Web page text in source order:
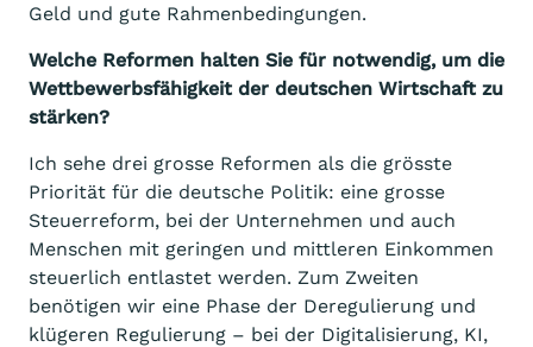
Geld und gute Rahmenbedingungen.
Welche Reformen halten Sie für notwendig, um die
Wettbewerbsfähigkeit der deutschen Wirtschaft zu
stärken?
Ich sehe drei grosse Reformen als die grösste
Priorität für die deutsche Politik: eine grosse
Steuerreform, bei der Unternehmen und auch
Menschen mit geringen und mittleren Einkommen
steuerlich entlastet werden. Zum Zweiten
benötigen wir eine Phase der Deregulierung und
klügeren Regulierung – bei der Digitalisierung, KI,